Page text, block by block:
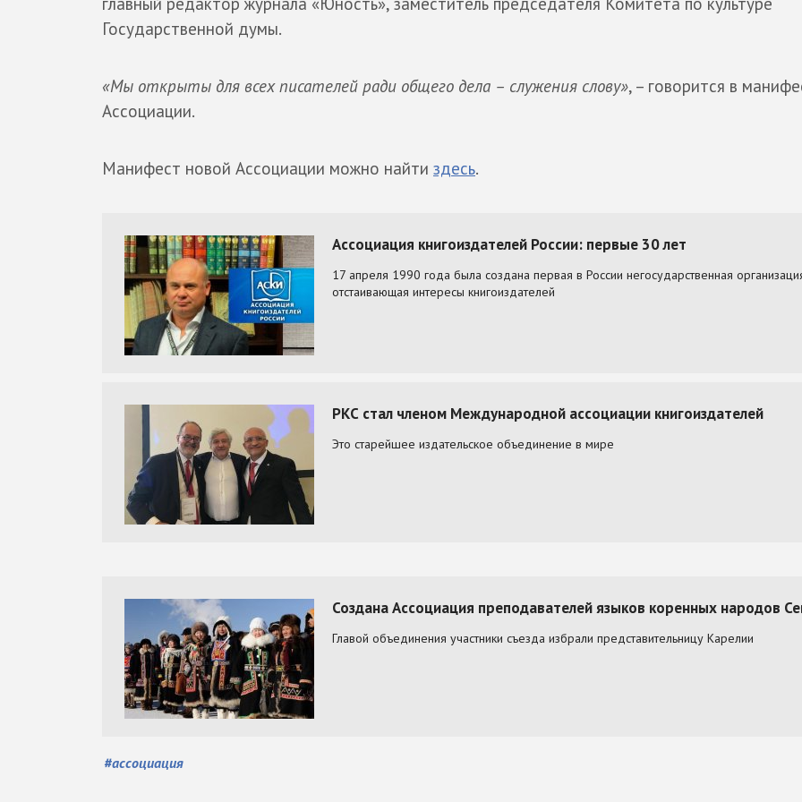
Государственной думы.
«Мы открыты для всех писателей ради общего дела – служения слову», – говорится в
Ассоциации.
Манифест новой Ассоциации можно найти здесь.
#ассоциация